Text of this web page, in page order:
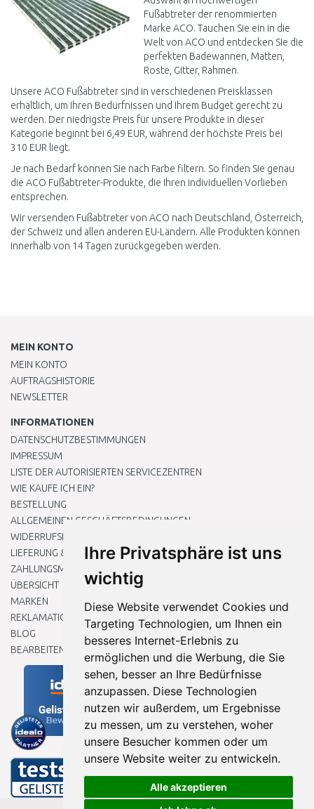
Ihre Privatsphäre ist uns
wichtig
Diese Website verwendet Cookies und
Targeting Technologien, um Ihnen ein
besseres Internet-Erlebnis zu
ermöglichen und die Werbung, die Sie
sehen, besser an Ihre Bedürfnisse
anzupassen. Diese Technologien
nutzen wir außerdem, um Ergebnisse
zu messen, um zu verstehen, woher
unsere Besucher kommen oder um
unsere Website weiter zu entwickeln.
Alle akzeptieren
Fußabtreter der renommierten
Marke ACO. Tauchen Sie ein in die
Welt von ACO und entdecken Sie die
perfekten Badewannen, Matten,
Roste, Gitter, Rahmen.
Unsere ACO Fußabtreter sind in verschiedenen Preisklassen
erhältlich, um Ihren Bedürfnissen und Ihrem Budget gerecht zu
werden. Der niedrigste Preis für unsere Produkte in dieser
Kategorie beginnt bei 6,49 EUR, während der höchste Preis bei
310 EUR liegt.
Je nach Bedarf können Sie nach Farbe filtern. So finden Sie genau
die ACO Fußabtreter-Produkte, die Ihren individuellen Vorlieben
entsprechen.
Wir versenden Fußabtreter von ACO nach Deutschland, Österreich,
der Schweiz und allen anderen EU-Ländern. Alle Produkten können
innerhalb von 14 Tagen zurückgegeben werden.
MEIN KONTO
MEIN KONTO
AUFTRAGSHISTORIE
NEWSLETTER
INFORMATIONEN
DATENSCHUTZBESTIMMUNGEN
IMPRESSUM
LISTE DER AUTORISIERTEN SERVICEZENTREN
WIE KAUFE ICH EIN?
BESTELLUNG
ALLGEMEINEN GESCHÄFTSBEDINGUNGEN
WIDERRUFSRECHT
LIEFERUNG & ZAHLUNG
ZAHLUNGSMETHODEN
ÜBERSICHT
MARKEN
REKLAMATIONEN UND RETOUREN
BLOG
BEARBEITEN SIE MEINE COOKIE-EINSTELLUNGEN